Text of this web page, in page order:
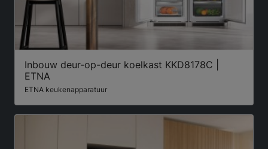
Inbouw deur-op-deur koelkast KKD8178C |
ETNA
ETNA keukenapparatuur